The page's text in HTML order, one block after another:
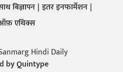
बिज्ञापन इतर इनफार्मेशन
एथिक्स
Hindi Daily
byQuintype